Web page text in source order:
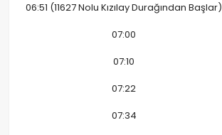
06:51 (11627 Nolu Kızılay Durağından Başlar)
07:00
07:10
07:22
07:34